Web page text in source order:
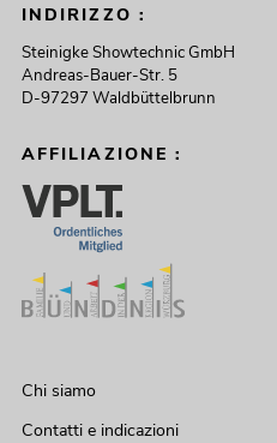
INDIRIZZO :
Steinigke Showtechnic GmbH
Andreas-Bauer-Str. 5
D-97297 Waldbüttelbrunn
AFFILIAZIONE :
Chi siamo
Contatti e indicazioni